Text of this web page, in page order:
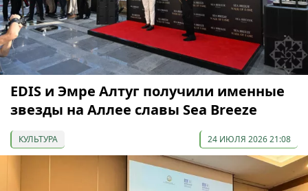
EDIS и Эмре Алтуг получили именные
звезды на Аллее славы Sea Breeze
КУЛЬТУРА 24 ИЮЛЯ 2026 21:08